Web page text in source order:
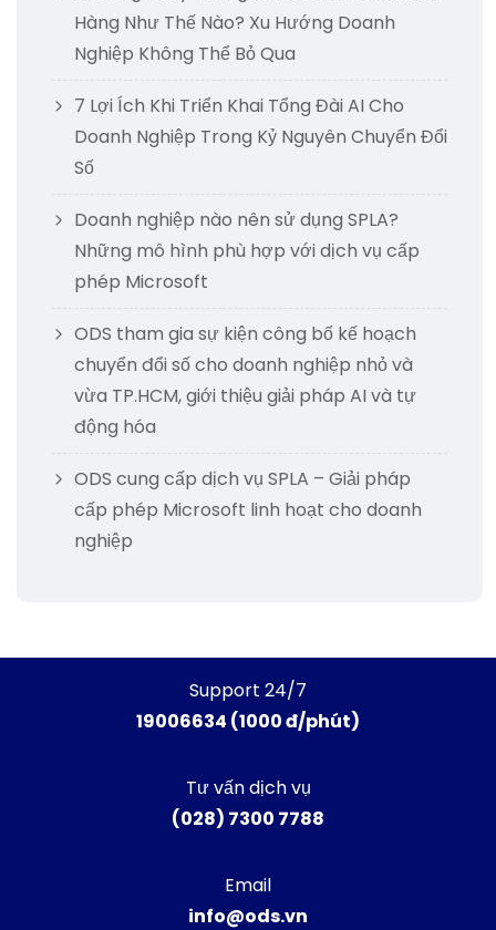
Hàng Như Thế Nào? Xu Hướng Doanh
Nghiệp Không Thể Bỏ Qua
7 Lợi Ích Khi Triển Khai Tổng Đài AI Cho
Doanh Nghiệp Trong Kỷ Nguyên Chuyển Đổi
Số
Doanh nghiệp nào nên sử dụng SPLA?
Những mô hình phù hợp với dịch vụ cấp
phép Microsoft
ODS tham gia sự kiện công bố kế hoạch
chuyển đổi số cho doanh nghiệp nhỏ và
vừa TP.HCM, giới thiệu giải pháp AI và tự
động hóa
ODS cung cấp dịch vụ SPLA – Giải pháp
cấp phép Microsoft linh hoạt cho doanh
nghiệp
Support 24/7
19006634 (1000 đ/phút)
Tư vấn dịch vụ
(028) 7300 7788
Email
info@ods.vn